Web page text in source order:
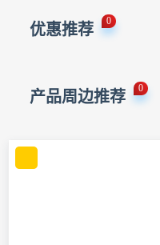
优惠推荐
0
产品周边推荐
0